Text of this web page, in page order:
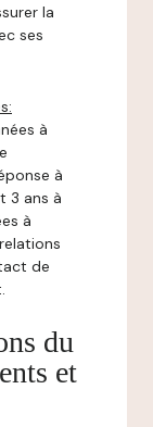
la
ses
à
à
3 ans à
à
de
du
et